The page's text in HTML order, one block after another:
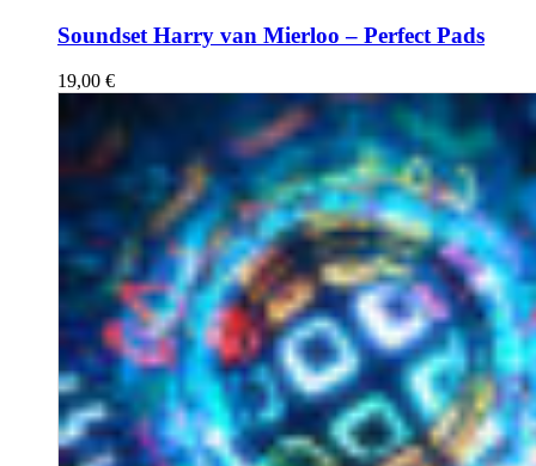
Soundset Harry van Mierloo – Perfect Pads
19,00 €